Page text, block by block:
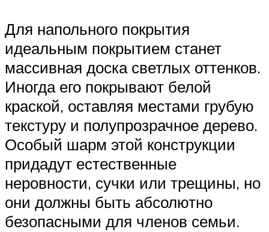
Для напольного покрытия
идеальным покрытием станет
массивная доска светлых оттенков.
Иногда его покрывают белой
краской, оставляя местами грубую
текстуру и полупрозрачное дерево.
Особый шарм этой конструкции
придадут естественные
неровности, сучки или трещины, но
они должны быть абсолютно
безопасными для членов семьи.